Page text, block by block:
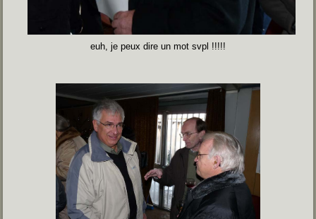
euh, je peux dire un mot svpl !!!!!